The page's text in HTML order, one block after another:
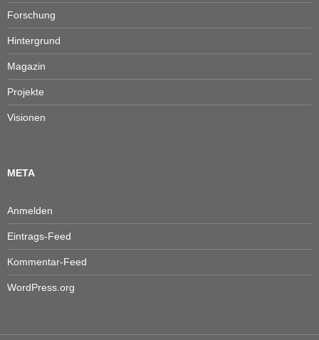
Forschung
Hintergrund
Magazin
Projekte
Visionen
META
Anmelden
Eintrags-Feed
Kommentar-Feed
WordPress.org